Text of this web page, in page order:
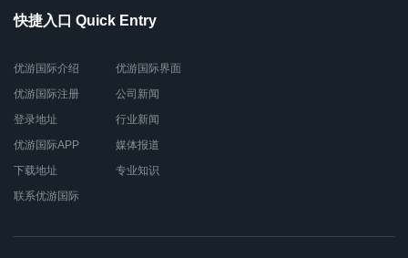
快捷入口 Quick Entry
优游国际介绍
优游国际注册
登录地址
优游国际APP
下载地址
联系优游国际
优游国际界面
公司新闻
行业新闻
媒体报道
专业知识